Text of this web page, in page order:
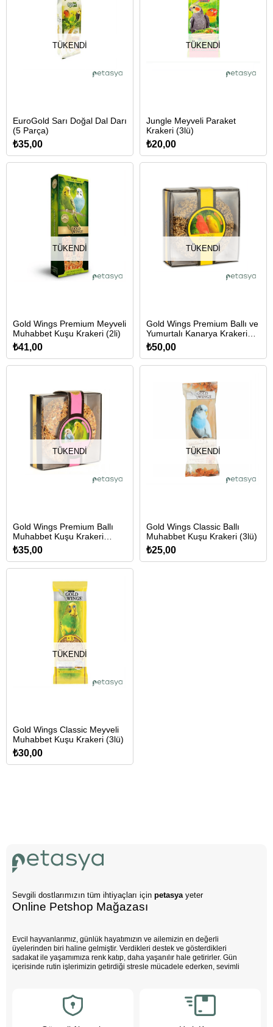
TÜKENDI
EuroGold Sarı Doğal Dal Darı
(5 Parça)
₺35,00
TÜKENDI
Jungle Meyveli Paraket
Krakeri (3lü)
₺20,00
TÜKENDI
Gold Wings Premium Meyveli
Muhabbet Kuşu Krakeri (2li)
₺41,00
TÜKENDI
Gold Wings Premium Ballı ve
Yumurtalı Kanarya Krakeri
140gr
₺50,00
TÜKENDI
Gold Wings Premium Ballı
Muhabbet Kuşu Krakeri
2,5x10cm
₺35,00
TÜKENDI
Gold Wings Classic Ballı
Muhabbet Kuşu Krakeri (3lü)
₺25,00
TÜKENDI
Gold Wings Classic Meyveli
Muhabbet Kuşu Krakeri (3lü)
₺30,00
Sevgili dostlarımızın tüm ihtiyaçları için petasya yeter
Online Petshop Mağazası
Evcil hayvanlarımız, günlük hayatımızın ve ailemizin en değerli
üyelerinden biri haline gelmiştir. Verdikleri destek ve gösterdikleri
sadakat ile yaşamımıza renk katıp, daha yaşanılır hale getirirler. Gün
içerisinde rutin işlerimizin getirdiği stresle mücadele ederken, sevimli
ve duygusal açıdan güçlü bireyler olurlar.
Evcil hayvanlarımız sayesinde daha sağlıklı bir yaşam süreriz; düzenli
egzersiz yapmamızı teşvik eder ve hayatımızı daha düzenli hale